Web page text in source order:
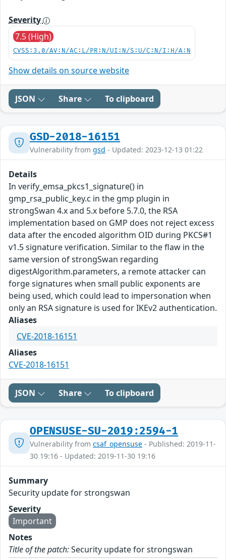
Severity
7.5 (High)
CVSS:3.0/AV:N/AC:L/PR:N/UI:N/S:U/C:N/I:H/A:N
Show details on source website
JSON Share To clipboard
GSD-2018-16151
Vulnerability from gsd - Updated: 2023-12-13 01:22
Details
In verify_emsa_pkcs1_signature() in
gmp_rsa_public_key.c in the gmp plugin in
strongSwan 4.x and 5.x before 5.7.0, the RSA
implementation based on GMP does not reject excess
data after the encoded algorithm OID during PKCS#1
v1.5 signature verification. Similar to the flaw in the
same version of strongSwan regarding
digestAlgorithm.parameters, a remote attacker can
forge signatures when small public exponents are
being used, which could lead to impersonation when
only an RSA signature is used for IKEv2 authentication.
Aliases
CVE-2018-16151
Aliases
CVE-2018-16151
JSON Share To clipboard
OPENSUSE-SU-2019:2594-1
Vulnerability from csaf_opensuse - Published: 2019-11-
30 19:16 - Updated: 2019-11-30 19:16
Summary
Security update for strongswan
Severity
Important
Notes
Title of the patch:Security update for strongswan